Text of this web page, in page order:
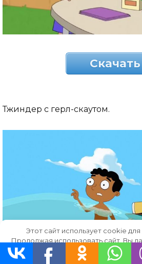
Скачать
Тжиндер с герл-скаутом.
Этот сайт использует cookie
Продолжая использовать сайт, Вы
работу с этими